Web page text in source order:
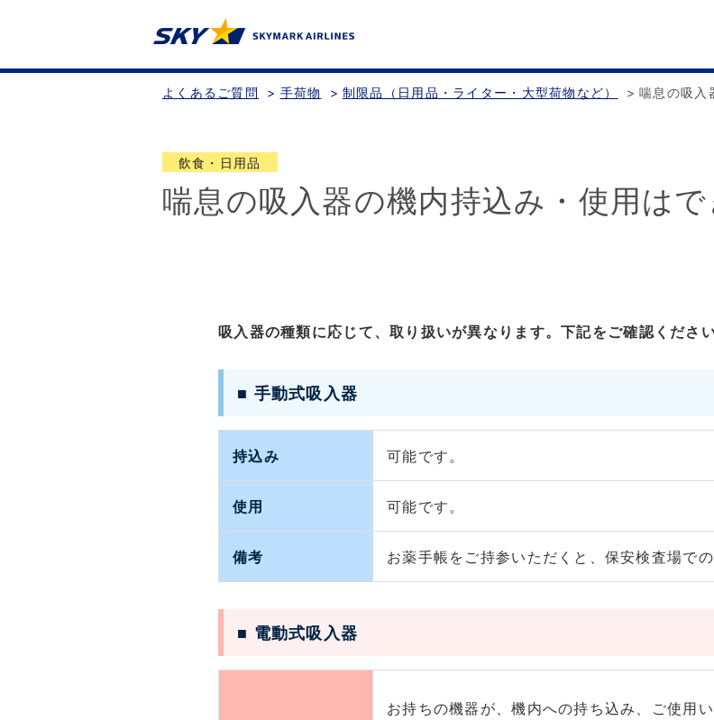
よくあるご質問 > 手荷物 > 制限品（日用品・ライター・大型荷物など） > 喘息の吸入
飲食・日用品
喘息の吸入器の機内持込み・使用はで
吸入器の種類に応じて、取り扱いが異なります。下記をご確認ください
■ 手動式吸入器
持込み 可能です。
使用 可能です。
備考 お薬手帳をご持参いただくと、保安検査場で
■ 電動式吸入器
お持ちの機器が、機内への持ち込み、ご使用